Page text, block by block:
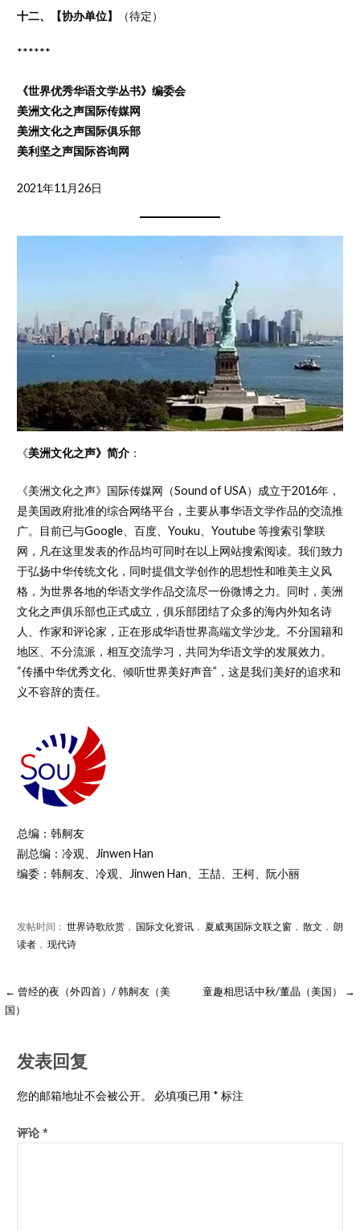
十二、【协办单位】 （待定）
******
《世界优秀华语文学丛书》编委会
美洲文化之声国际传媒网
美洲文化之声国际俱乐部
美利坚之声国际咨询网
2021年11月26日
《美洲文化之声》简介：
《美洲文化之声》国际传媒网（Sound of USA）成立于2016年，
是美国政府批准的综合网络平台，主要从事华语文学作品的交流推
广。目前已与Google、百度、Youku、Youtube 等搜索引擎联
网，凡在这里发表的作品均可同时在以上网站搜索阅读。我们致力
于弘扬中华传统文化，同时提倡文学创作的思想性和唯美主义风
格，为世界各地的华语文学作品交流尽一份微博之力。同时，美洲
文化之声俱乐部也正式成立，俱乐部团结了众多的海内外知名诗
人、作家和评论家，正在形成华语世界高端文学沙龙。不分国籍和
地区、不分流派，相互交流学习，共同为华语文学的发展效力。
“传播中华优秀文化、倾听世界美好声音”，这是我们美好的追求和
义不容辞的责任。
总编：韩舸友
副总编：冷观、Jinwen Han
编委：韩舸友、冷观、Jinwen Han、王喆、王柯、阮小丽
发帖时间： 世界诗歌欣赏， 国际文化资讯， 夏威夷国际文联之窗， 散文 ， 朗
读者， 现代诗
← 曾经的夜（外四首）/ 韩舸友（美
国）
童趣相思话中秋/董晶（美国） →
发表回复
您的邮箱地址不会被公开。 必填项已用 * 标注
评论 *